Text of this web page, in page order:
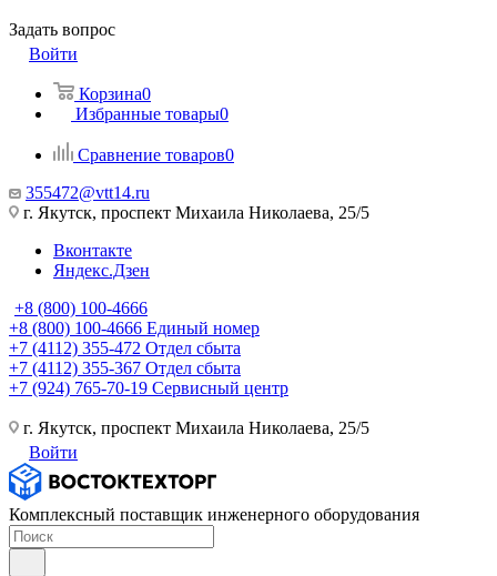
Задать вопрос
Войти
Корзина0
Избранные товары0
Сравнение товаров0
355472@vtt14.ru
г. Якутск, проспект Михаила Николаева, 25/5
Вконтакте
Яндекс.Дзен
+8 (800) 100-4666
+8 (800) 100-4666 Единый номер
+7 (4112) 355-472 Отдел сбыта
+7 (4112) 355-367 Отдел сбыта
+7 (924) 765-70-19 Сервисный центр
г. Якутск, проспект Михаила Николаева, 25/5
Войти
Комплексный поставщик инженерного оборудования